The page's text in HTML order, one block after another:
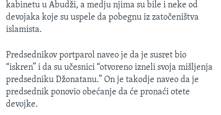
kabinetu u Abudži, a medju njima su bile i neke od
devojaka koje su uspele da pobegnu iz zatočeništva
islamista.
Predsednikov portparol naveo je da je susret bio
“iskren” i da su učesnici “otvoreno izneli svoja mišljenja
predsedniku Džonatanu.” On je takodje naveo da je
predsednik ponovio obećanje da će pronaći otete
devojke.